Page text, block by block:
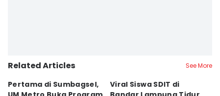
Related Articles See More
Pertama di Sumbagsel,
Viral Siswa SDIT di